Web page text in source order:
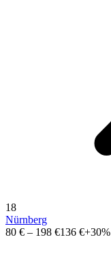
18
Nürnberg
80 € – 198 €136 €+30%